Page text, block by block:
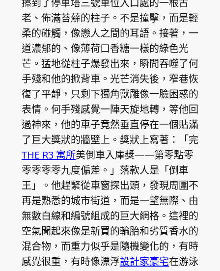
擦到了停車塔三號車位入口處的一根古
老、佈滿苔蘚的柱子。不是撞擊，而是輕
柔的碰觸，像戀人之間的耳語。接著，一
道濃郁的、像薄荷口香糖一樣的綠色光
芒。猛地從柱子爆發出來，瞬間吞噬了何
手殘和他的掀背車。光芒消失後，窄巷恢
復了平靜，只剩下獨角獸雕像一臉困惑的
表情。何手殘感覺一陣天旋地轉，等他回
過神來，他的車子竟然垂直停在一個貼滿
了巨大獎狀的牆壁上。獎狀上寫著：「完
THE R3 寓所美倒車入庫獎——第零點零
零零零零九度偏差。」落款人是「倒車
王」。他趕緊從車窗探出頭，發現周圍不
再是熟悉的城市街道，而是一望無際、由
無數白線和編號組成的巨大網格。這裡的
空氣聞起來像是新買的輪胎和劣質香水的
混合物，而重力似乎是隨機變化的，有時
感覺很重，有時像漂浮設計家豪宅在游泳